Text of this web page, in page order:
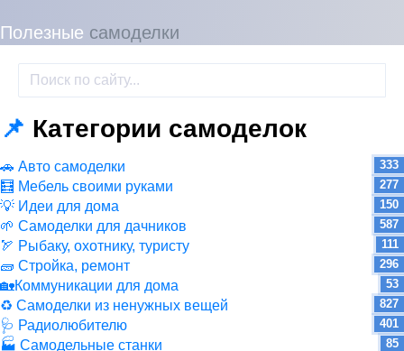
Полезные самоделки
📌 Категории самоделок
🚗 Авто самоделки 333
🧮 Мебель своими руками 277
💡 Идеи для дома 150
🌱 Самоделки для дачников 587
🏹 Рыбаку, охотнику, туристу 111
🧱 Стройка, ремонт 296
🏡Коммуникации для дома 53
♻ Самоделки из ненужных вещей 827
🩺 Радиолюбителю 401
🏭 Самодельные станки 85